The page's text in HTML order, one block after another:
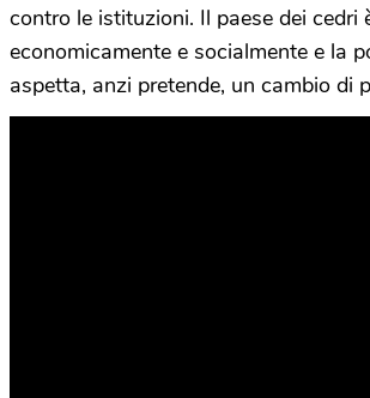
contro le istituzioni. Il paese dei cedri
economicamente e socialmente e la
aspetta, anzi pretende, un cambio di